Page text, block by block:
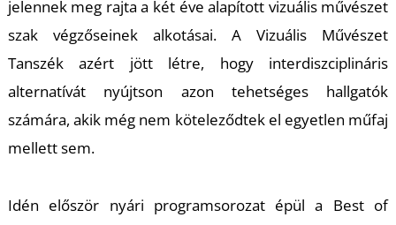
jelennek meg rajta a két éve alapított vizuális művészet
szak végzőseinek alkotásai. A Vizuális Művészet
Tanszék azért jött létre, hogy interdiszciplináris
alternatívát nyújtson azon tehetséges hallgatók
számára, akik még nem köteleződtek el egyetlen műfaj
mellett sem.
Idén először nyári programsorozat épül a Best of